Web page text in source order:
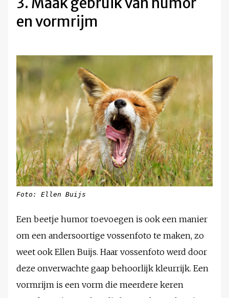
en vormrijm
Foto: Ellen Buijs
Een beetje humor toevoegen is ook een manier
om een andersoortige vossenfoto te maken, zo
weet ook Ellen Buijs. Haar vossenfoto werd door
deze onverwachte gaap behoorlijk kleurrijk. Een
vormrijm is een vorm die meerdere keren